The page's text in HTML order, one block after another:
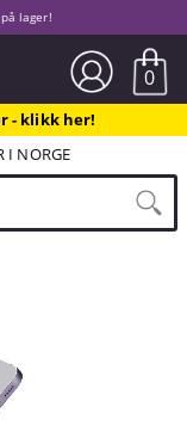
lager!
0
- klikk her!
I NORGE